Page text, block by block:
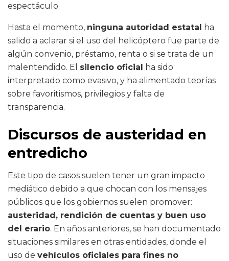
espectáculo.
Hasta el momento, ninguna autoridad estatal ha
salido a aclarar si el uso del helicóptero fue parte de
algún convenio, préstamo, renta o si se trata de un
malentendido. El silencio oficial ha sido
interpretado como evasivo, y ha alimentado teorías
sobre favoritismos, privilegios y falta de
transparencia.
Discursos de austeridad en
entredicho
Este tipo de casos suelen tener un gran impacto
mediático debido a que chocan con los mensajes
públicos que los gobiernos suelen promover:
austeridad, rendición de cuentas y buen uso
del erario. En años anteriores, se han documentado
situaciones similares en otras entidades, donde el
uso de vehículos oficiales para fines no